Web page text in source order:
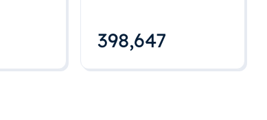
398,648